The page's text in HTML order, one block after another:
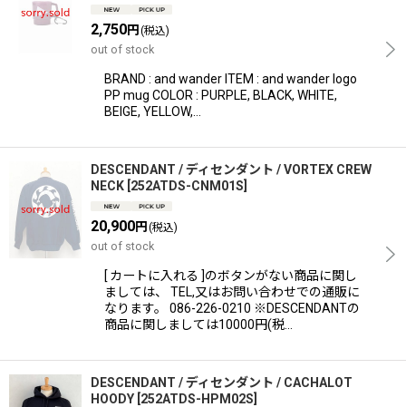
2,750円 (税込)
out of stock
BRAND : and wander ITEM : and wander logo
PP mug COLOR : PURPLE, BLACK, WHITE,
BEIGE, YELLOW,…
DESCENDANT / ディセンダント / VORTEX CREW
NECK 252ATDS-CNM01S
20,900円 (税込)
out of stock
[ カートに入れる ]のボタンがない商品に関し
ましては、 TEL,又はお問い合わせでの通販に
なります。 086-226-0210 ※DESCENDANTの
商品に関しましては10000円(税…
DESCENDANT / ディセンダント / CACHALOT
HOODY 252ATDS-HPM02S